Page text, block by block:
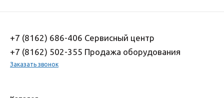
+7 (8162) 686-406 Сервисный центр
+7 (8162) 502-355 Продажа оборудования
Заказать звонок